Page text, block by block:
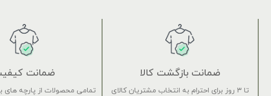
ضمانت بازگشت کالا
تا ۳ روز برای احترام به انتخاب مشتریان کالای
ضمانت
تمامی محصولات از پارچه های